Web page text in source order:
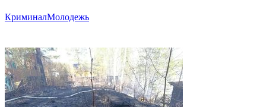
КриминалМолодежь